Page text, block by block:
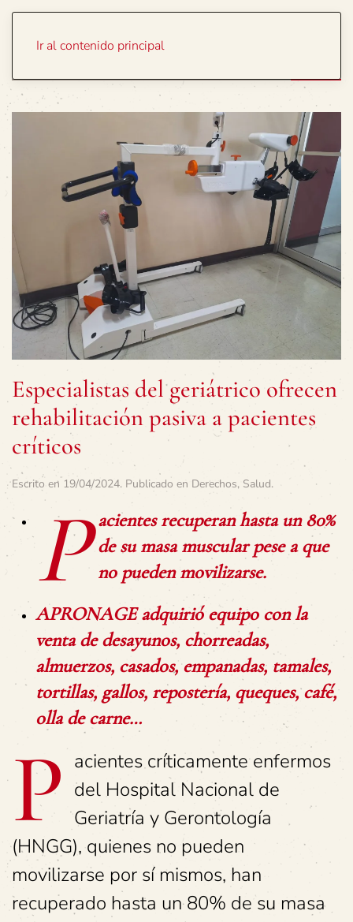
Ir al contenido principal
Especialistas del geriátrico ofrecen
rehabilitación pasiva a pacientes
críticos
Escrito en 19/04/2024. Publicado en Derechos, Salud.
P acientes recuperan hasta un 80%
de su masa muscular pese a que
no pueden movilizarse.
APRONAGE adquirió equipo con la
venta de desayunos, chorreadas,
almuerzos, casados, empanadas, tamales,
tortillas, gallos, repostería, queques, café,
olla de carne…
P acientes críticamente enfermos
del Hospital Nacional de
Geriatría y Gerontología
(HNGG), quienes no pueden
movilizarse por sí mismos, han
recuperado hasta un 80% de su masa